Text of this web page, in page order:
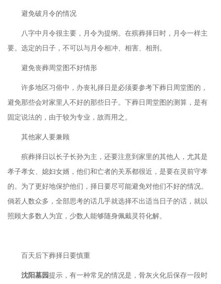
避免破月令的情况
八字中月令很主要，月令为提纲。在殡葬择日时，月令一样主
要。选定的日子，不可以与月令相冲、相害、相刑。
避免丧葬周堂图不好情形
许多地区习俗中，办丧礼择日是必须要参考下葬日周堂图的，
避免那些会对家里人不好的那些日子。下葬日周堂图的测算，是有
固定说法的，由于较为专业，故而用之。
其他家人要兼顾
殡葬择日以长子长孙为主，还要注意到家里的其他人，尤其是
孝子孝女、媳妇女婿，他们和亡者的关系都很近，是要在灵前守孝
的。为了更好地保护他们，择日要尽可能避免对他们不好的情况。
倘若人数众多，全部思考的话几乎就选择不出适当日子的话，就以
照顾大多数人为宜，少数人能够随身佩戴灵符化解。
百天后下葬择日要慎重
沈阳墓园提示 ，有一种常见的情况是，骨灰火化后保存一段时